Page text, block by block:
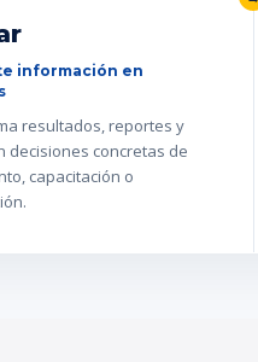
información en
resultados, reportes y
decisiones concretas de
capacitación o